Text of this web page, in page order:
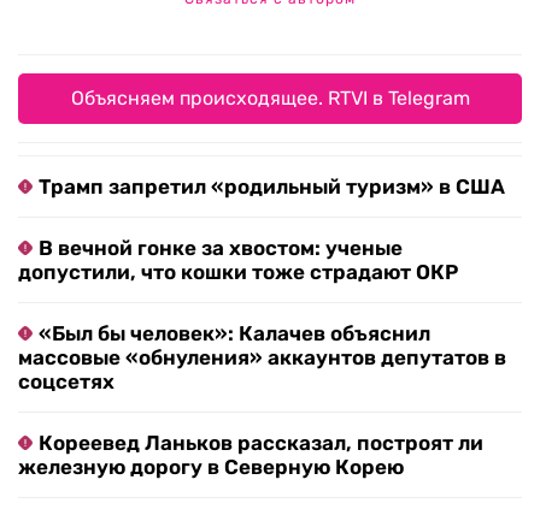
Объясняем происходящее. RTVI в Telegram
Трамп запретил «родильный туризм» в США
В вечной гонке за хвостом: ученые
допустили, что кошки тоже страдают ОКР
«Был бы человек»: Калачев объяснил
массовые «обнуления» аккаунтов депутатов в
соцсетях
Кореевед Ланьков рассказал, построят ли
железную дорогу в Северную Корею